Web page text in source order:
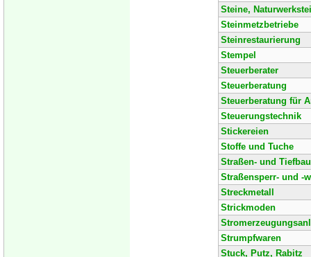
Steine,
Steinmetzbetriebe
Steinrestaurierung
Stempel
Steuerberater
Steuerberatung
Steuerberatung für
Steuerungstechnik
Stickereien
Stoffe und Tuche
Straßen- und Tiefbau
Straßensperr- und -
Streckmetall
Strickmoden
Strumpfwaren
Stuck, Putz, Rabitz